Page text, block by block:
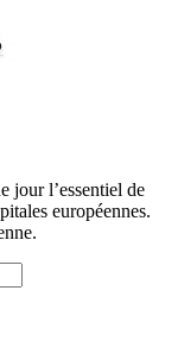
jour l’essentiel de
européennes.